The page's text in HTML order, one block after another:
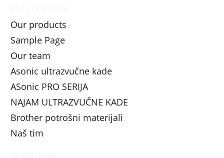
Our products
Sample Page
Our team
Asonic ultrazvučne kade
ASonic PRO SERIJA
NAJAM ULTRAZVUČNE KADE
Brother potrošni materijali
Naš tim